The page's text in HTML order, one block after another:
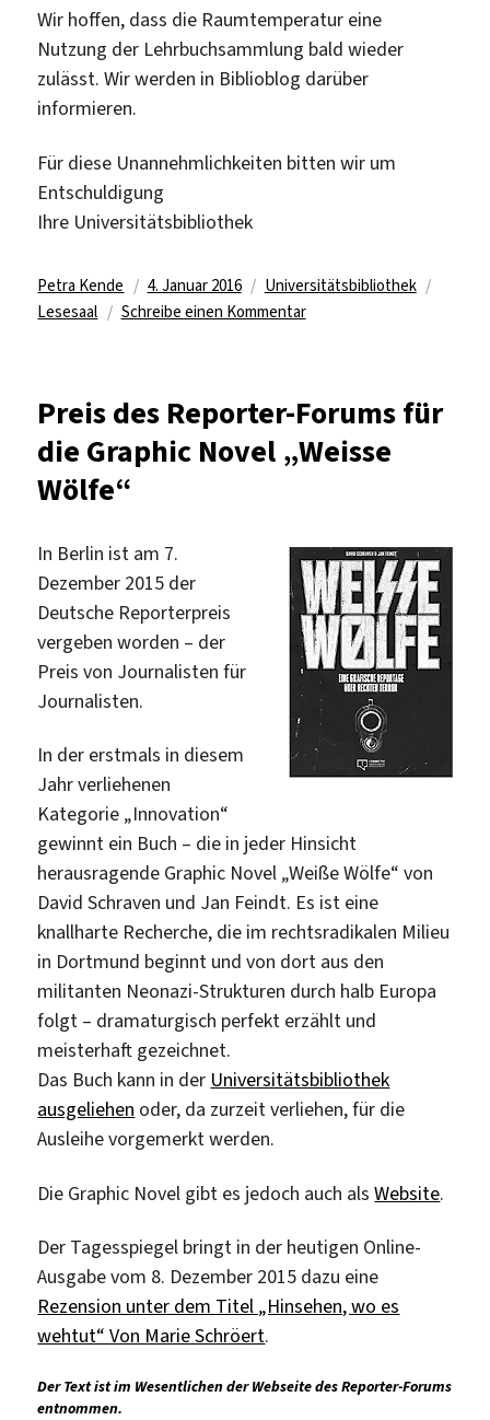
Wir hoffen, dass die Raumtemperatur eine
Nutzung der Lehrbuchsammlung bald wieder
zulässt. Wir werden in Biblioblog darüber
informieren.
Für diese Unannehmlichkeiten bitten wir um
Entschuldigung
Ihre Universitätsbibliothek
Autor
Petra Kende
Veröffentlicht
am
4. Januar 2016 Kategorien
Universitätsbibliothek
Lesesaal
Schreibe einen Kommentarzu
geöffnet,
Lehrbuchsammlung
bleibt
Preis des Reporter-Forums für
die Graphic Novel „Weisse
Wölfe“
In Berlin ist am 7.
Dezember 2015 der
Deutsche Reporterpreis
vergeben worden – der
Preis von Journalisten für
Journalisten.
In der erstmals in diesem
Jahr verliehenen
Kategorie „Innovation“
gewinnt ein Buch – die in jeder Hinsicht
herausragende Graphic Novel „Weiße Wölfe“ von
David Schraven und Jan Feindt. Es ist eine
knallharte Recherche, die im rechtsradikalen Milieu
in Dortmund beginnt und von dort aus den
militanten Neonazi-Strukturen durch halb Europa
folgt – dramaturgisch perfekt erzählt und
meisterhaft gezeichnet.
Das Buch kann in der Universitätsbibliothek
ausgeliehen oder, da zurzeit verliehen, für die
Ausleihe vorgemerkt werden.
Die Graphic Novel gibt es jedoch auch alsWebsite.
Der Tagesspiegel bringt in der heutigen Online-
Ausgabe vom 8. Dezember 2015 dazu eine
Rezension unter dem Titel „Hinsehen, wo es
wehtut“ Von Marie Schröert.
Der Text ist im Wesentlichen der Webseite des Reporter-Forums
entnommen.